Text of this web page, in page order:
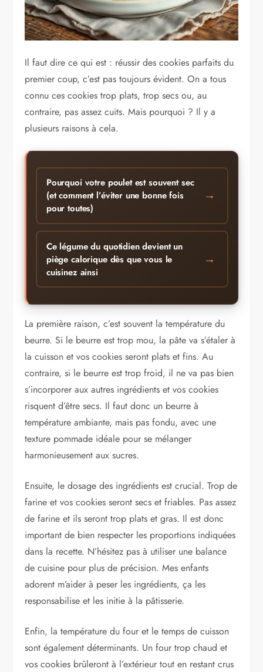
Il faut dire ce qui est : réussir des cookies parfaits du
premier coup, c’est pas toujours évident. On a tous
connu ces cookies trop plats, trop secs ou, au
contraire, pas assez cuits. Mais pourquoi ? Il y a
plusieurs raisons à cela.
Pourquoi votre poulet est souvent sec
(et comment l’éviter une bonne fois
pour toutes)
→
Ce légume du quotidien devient un
piège calorique dès que vous le
cuisinez ainsi
→
La première raison, c’est souvent la température du
beurre. Si le beurre est trop mou, la pâte va s’étaler à
la cuisson et vos cookies seront plats et fins. Au
contraire, si le beurre est trop froid, il ne va pas bien
s’incorporer aux autres ingrédients et vos cookies
risquent d’être secs. Il faut donc un beurre à
température ambiante, mais pas fondu, avec une
texture pommade idéale pour se mélanger
harmonieusement aux sucres.
Ensuite, le dosage des ingrédients est crucial. Trop de
farine et vos cookies seront secs et friables. Pas assez
de farine et ils seront trop plats et gras. Il est donc
important de bien respecter les proportions indiquées
dans la recette. N’hésitez pas à utiliser une balance
de cuisine pour plus de précision. Mes enfants
adorent m’aider à peser les ingrédients, ça les
responsabilise et les initie à la pâtisserie.
Enfin, la température du four et le temps de cuisson
sont également déterminants. Un four trop chaud et
vos cookies brûleront à l’extérieur tout en restant crus